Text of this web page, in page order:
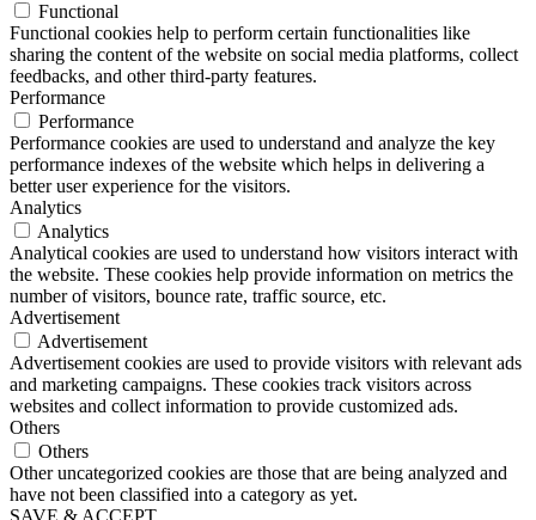
Functional
Functional cookies help to perform certain functionalities like
sharing the content of the website on social media platforms, collect
feedbacks, and other third-party features.
Performance
Performance
Performance cookies are used to understand and analyze the key
performance indexes of the website which helps in delivering a
better user experience for the visitors.
Analytics
Analytics
Analytical cookies are used to understand how visitors interact with
the website. These cookies help provide information on metrics the
number of visitors, bounce rate, traffic source, etc.
Advertisement
Advertisement
Advertisement cookies are used to provide visitors with relevant ads
and marketing campaigns. These cookies track visitors across
websites and collect information to provide customized ads.
Others
Others
Other uncategorized cookies are those that are being analyzed and
have not been classified into a category as yet.